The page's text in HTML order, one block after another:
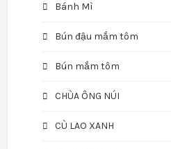
Bánh Mì
Bún đậu mắm tôm
Bún mắm tôm
CHÙA ÔNG NÚI
CÙ LAO XANH